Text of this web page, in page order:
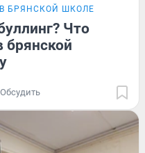
БРЯНСКОЙ ШКОЛЕ
Что
брянской
Обсудить